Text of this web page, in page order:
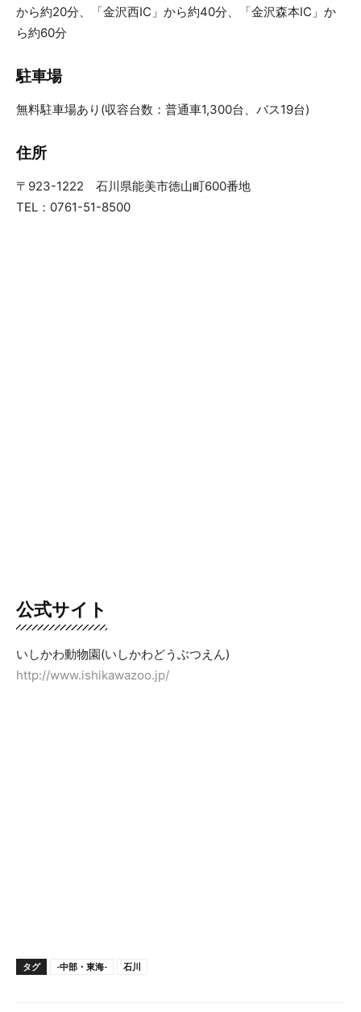
から約20分、「金沢西IC」から約40分、「金沢森本IC」か
ら約60分
駐車場
無料駐車場あり(収容台数：普通車1,300台、バス19台)
住所
〒923-1222 石川県能美市徳山町600番地
TEL：0761-51-8500
公式サイト
いしかわ動物園(いしかわどうぶつえん)
http://www.ishikawazoo.jp/
タグ -中部・東海- 石川